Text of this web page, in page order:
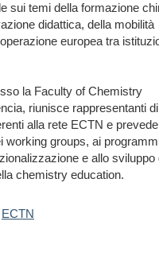
sui temi della formazione
didattica, della mobilità
europea tra
la Faculty of Chemistry
riunisce rappresentanti
alla rete ECTN e
working groups, ai
e allo sviluppo
chemistry education.
ECTN